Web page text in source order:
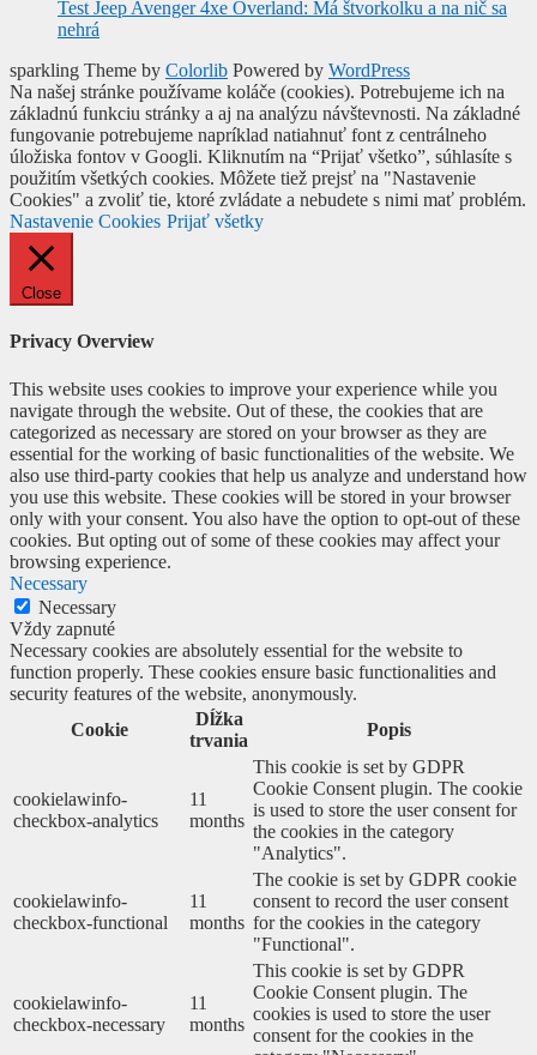
Test Jeep Avenger 4xe Overland: Má štvorkolku a na nič sa
nehrá
sparkling Theme by Colorlib Powered by WordPress
Na našej stránke používame koláče (cookies). Potrebujeme ich na
základnú funkciu stránky a aj na analýzu návštevnosti. Na základné
fungovanie potrebujeme napríklad natiahnuť font z centrálneho
úložiska fontov v Googli. Kliknutím na “Prijať všetko”, súhlasíte s
použitím všetkých cookies. Môžete tiež prejsť na "Nastavenie
Cookies" a zvoliť tie, ktoré zvládate a nebudete s nimi mať problém.
Nastavenie Cookies Prijať všetky
Close
Privacy Overview
This website uses cookies to improve your experience while you
navigate through the website. Out of these, the cookies that are
categorized as necessary are stored on your browser as they are
essential for the working of basic functionalities of the website. We
also use third-party cookies that help us analyze and understand how
you use this website. These cookies will be stored in your browser
only with your consent. You also have the option to opt-out of these
cookies. But opting out of some of these cookies may affect your
browsing experience.
Necessary
Necessary
Vždy zapnuté
Necessary cookies are absolutely essential for the website to
function properly. These cookies ensure basic functionalities and
security features of the website, anonymously.
Cookie
Dĺžka
trvania
Popis
cookielawinfo-
checkbox-analytics
11
months
This cookie is set by GDPR
Cookie Consent plugin. The cookie
is used to store the user consent for
the cookies in the category
"Analytics".
cookielawinfo-
checkbox-functional
11
months
The cookie is set by GDPR cookie
consent to record the user consent
for the cookies in the category
"Functional".
cookielawinfo-
checkbox-necessary
11
months
This cookie is set by GDPR
Cookie Consent plugin. The
cookies is used to store the user
consent for the cookies in the